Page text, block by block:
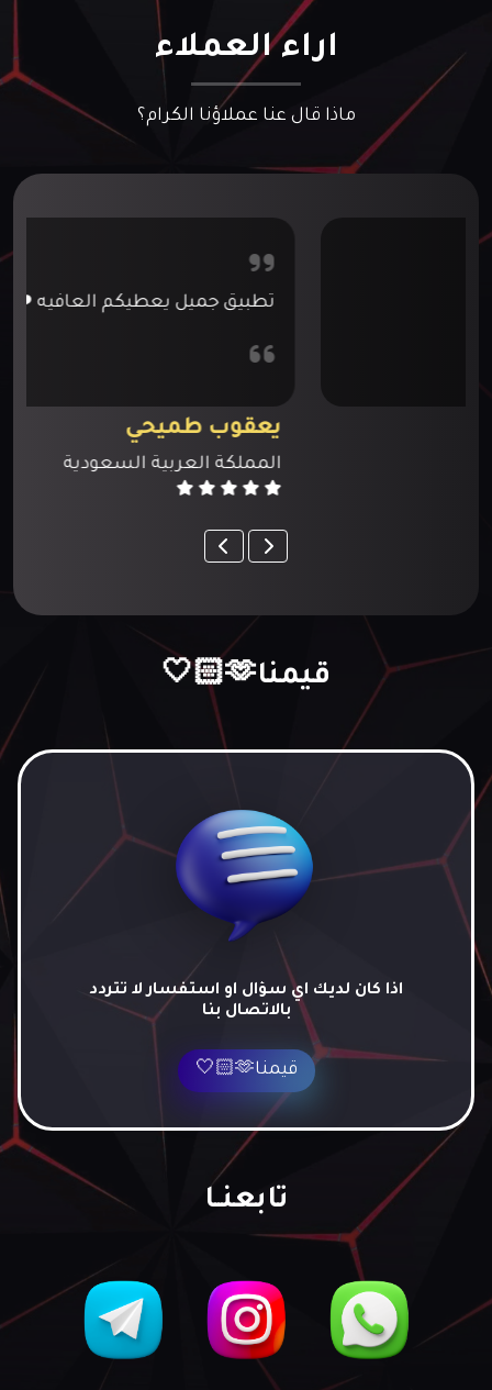
اراء العملاء
ماذا قال عنا عملاؤنا الكرام؟
تطبيق رائع سرعه الاستجابة
المملكة العربية السعودية
قيمنا🫶🏻🤍
اذا كان لديك اي سؤال او استفسار لا تتردد
بالاتصال بنا
قيمنا🫶🏻🤍
تابعنــا